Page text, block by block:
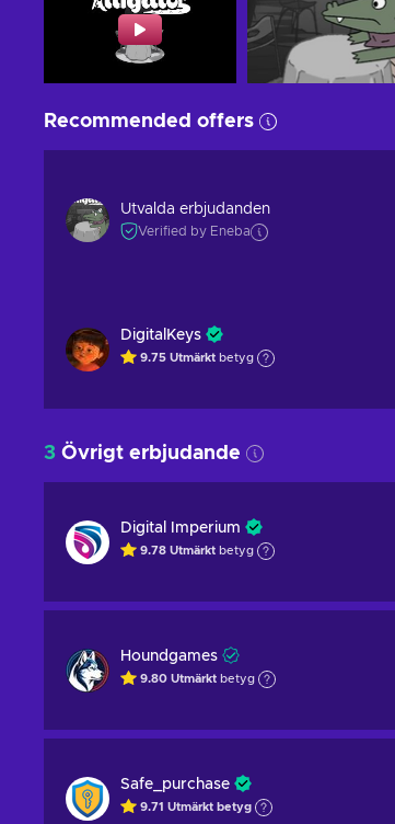
Recommended offers
Utvalda erbjudanden
Verified by Eneba
DigitalKeys
9.75 Utmärkt betyg
3 Övrigt erbjudande
Digital Imperium
9.78 Utmärkt betyg
Houndgames
9.80 Utmärkt betyg
Safe_purchase
9.71 Utmärkt betyg